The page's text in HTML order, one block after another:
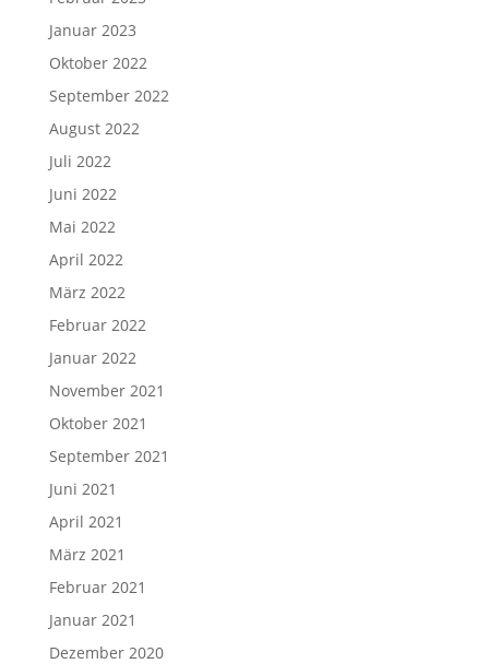
Januar 2023
Oktober 2022
September 2022
August 2022
Juli 2022
Juni 2022
Mai 2022
April 2022
März 2022
Februar 2022
Januar 2022
November 2021
Oktober 2021
September 2021
Juni 2021
April 2021
März 2021
Februar 2021
Januar 2021
Dezember 2020